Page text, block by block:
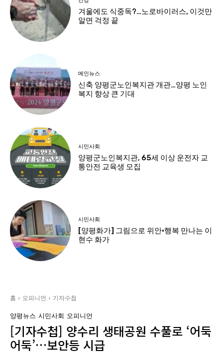
겨울에도 식중독?…노로바이러스, 이것만
알면 걱정 끝
메인뉴스
신축 양평군노인복지관 개관…양평 노인
복지 향상 큰 기대
시민사회
양평군노인복지관, 65세 이상 운전자 교
통안전 교육생 모집
시민사회
[양평화가] 그림으로 위안·행복 만나는 이
현수 화가